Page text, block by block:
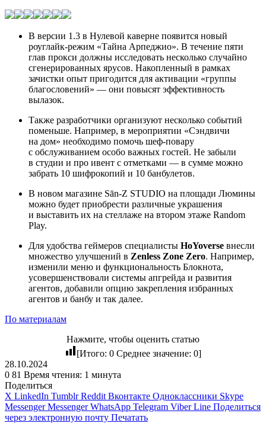
В версии 1.3 в Нулевой каверне появится новый
роуглайк-режим «Тайна Арпеджио». В течение пяти
глав прокси должны исследовать несколько случайно
сгенерированных ярусов. Накопленный в рамках
зачистки опыт пригодится для активации «группы
благословений» — они повысят эффективность
вылазок.
Также разработчики организуют несколько событий
поменьше. Например, в мероприятии «Сэндвичи
на дом» необходимо помочь шеф-повару
с обслуживанием особо важных гостей. Не забыли
в студии и про ивент с отметками — в сумме можно
забрать 10 шифрокопий и 10 банбулетов.
В новом магазине Sān-Z STUDIO на площади Люмины
можно будет приобрести различные украшения
и выставить их на стеллаже на втором этаже Random
Play.
Для удобства геймеров специалисты HoYoverse внесли
множество улучшений в Zenless Zone Zero. Например,
изменили меню и функциональность Блокнота,
усовершенствовали системы апгрейда и развития
агентов, добавили опцию закрепления избранных
агентов и банбу и так далее.
По материалам
Нажмите, чтобы оценить статью
[Итого: 0 Среднее значение: 0]
28.10.2024
0 81 Время чтения: 1 минута
Поделиться
X LinkedIn Tumblr Reddit Вконтакте Одноклассники Skype
Messenger Messenger WhatsApp Telegram Viber Line Поделиться
через электронную почту Печатать